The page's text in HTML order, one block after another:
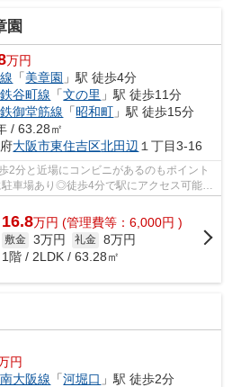
園
万円
「美章園 」駅 徒歩4分
谷町線 「文の里 」駅 徒歩11分
御堂筋線 「昭和町 」駅 徒歩15分
/ 63.28㎡
大阪市東住吉区北田辺 １丁目3-16
2分と近場にコンビニがあるのもポイント
車場あり◎徒歩4分で駅にアクセス可能
イチオシの...
16.8万円 (管理費等：6,000円 )
敷金 3万円 礼金 8万円
1階 / 2LDK / 63.28㎡
円
大阪線 「河堀口 」駅 徒歩2分